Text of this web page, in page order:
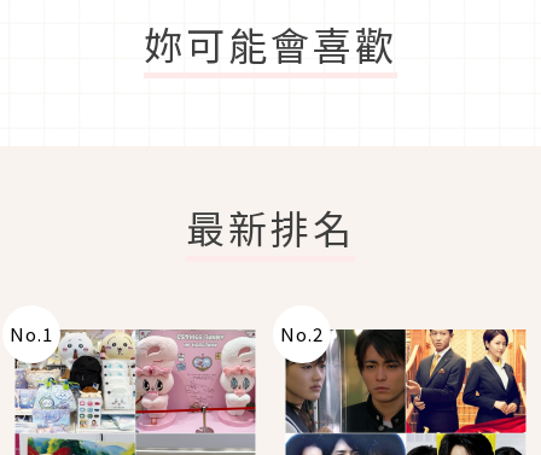
妳可能會喜歡
最新排名
No.1 No.2